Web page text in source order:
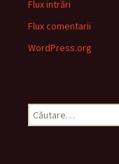
Flux intrări
Flux comentarii
WordPress.org
Caută
după: